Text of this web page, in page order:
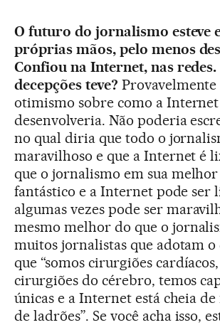
O futuro do jornalismo esteve
próprias mãos, pelo menos
Confiou na Internet, nas redes.
decepções teve?
otimismo sobre como a Internet
desenvolveria. Não poderia
no qual diria que todo o
maravilhoso e que a Internet é
que o jornalismo em sua melhor
fantástico e a Internet pode ser
algumas vezes pode ser
mesmo melhor do que o
muitos jornalistas que adotam o
que “somos cirurgiões
cirurgiões do cérebro, temos
únicas e a Internet está cheia
de ladrões”. Se você acha isso,